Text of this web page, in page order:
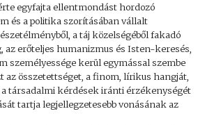
egyfajta ellentmondást hordozó
és a politika szorításában vállalt
a táj közelségéből fakadó
az erőteljes humanizmus és Isten-keresés,
személyessége kerül egymással szembe
az összetettséget, a finom, lírikus hangját,
a társadalmi kérdések iránti érzékenységét
tartja legjellegzetesebb vonásának az